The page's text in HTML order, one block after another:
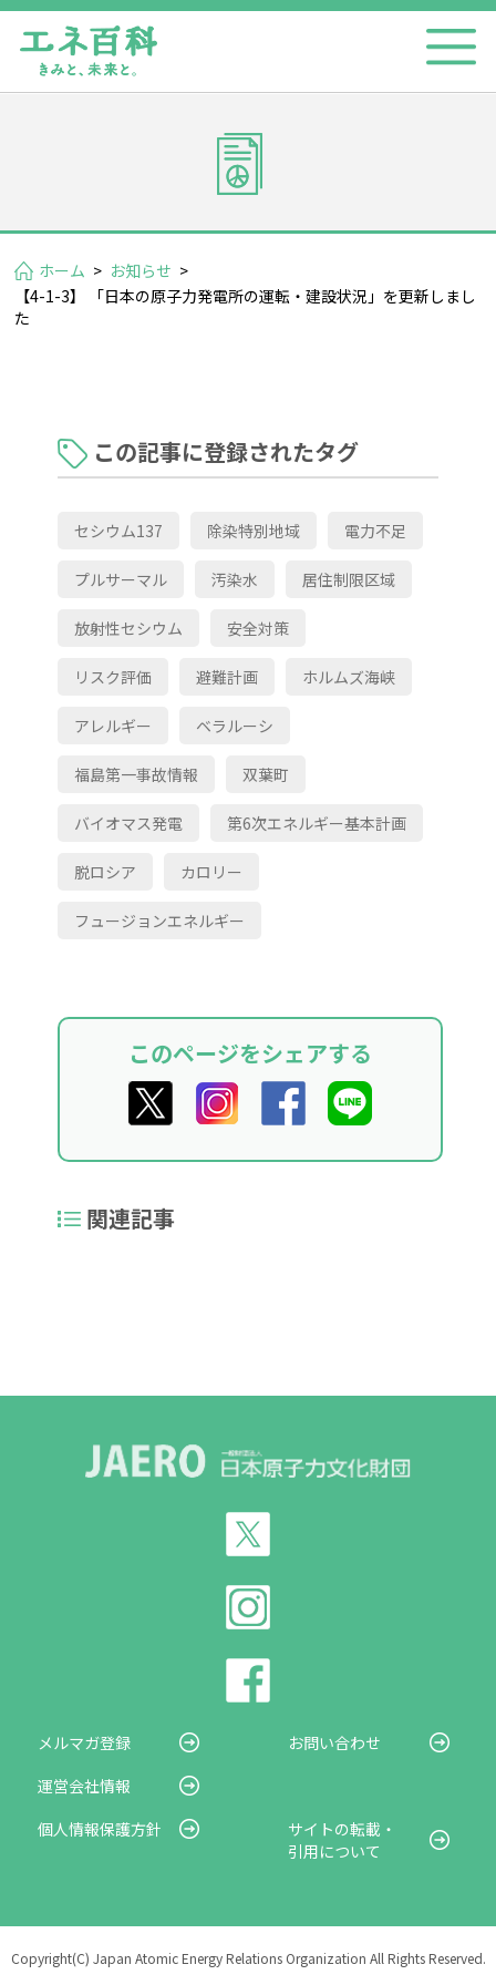
ホーム > お知らせ >
【4-1-3】 「日本の原子力発電所の運転・建設状況」を更新しまし
た
この記事に登録されたタグ
セシウム137 除染特別地域 電力不足
プルサーマル 汚染水 居住制限区域
放射性セシウム 安全対策
リスク評価 避難計画 ホルムズ海峡
アレルギー ベラルーシ
福島第一事故情報 双葉町
バイオマス発電 第6次エネルギー基本計画
脱ロシア カロリー
フュージョンエネルギー
このページをシェアする
関連記事
メルマガ登録
お問い合わせ
運営会社情報
個人情報保護方針
サイトの転載・
引用について
Copyright(C) Japan Atomic Energy Relations Organization All Rights Reserved.